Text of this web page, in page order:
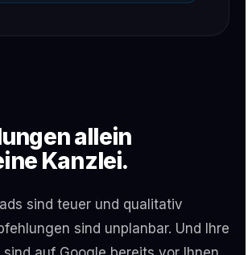
allein
Kanzlei.
sind teuer und qualitativ
sind unplanbar. Und Ihre